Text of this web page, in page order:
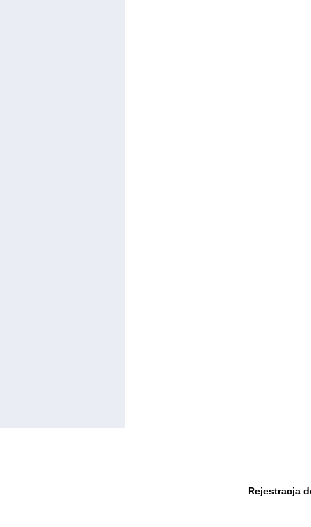
Rejestracja